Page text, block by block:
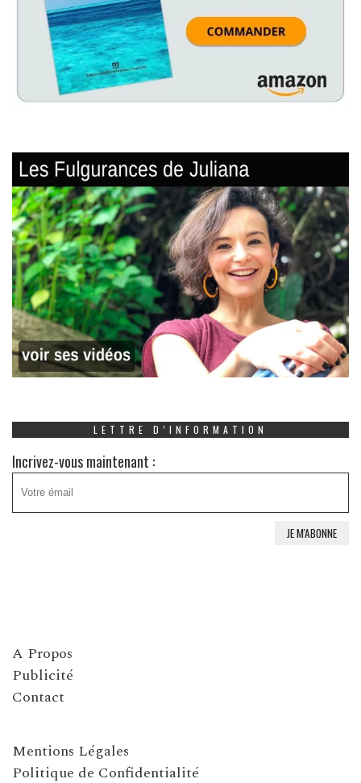
LETTRE D’INFORMATION
Incrivez-vous maintenant :
A Propos
Publicité
Contact
Mentions Légales
Politique de Confidentialité